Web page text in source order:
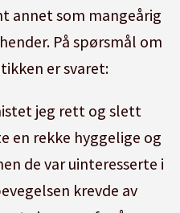
annet som mangeårig
På spørsmål om
er svaret:
jeg rett og slett
en rekke hyggelige og
de var uinteresserte i
krevde av